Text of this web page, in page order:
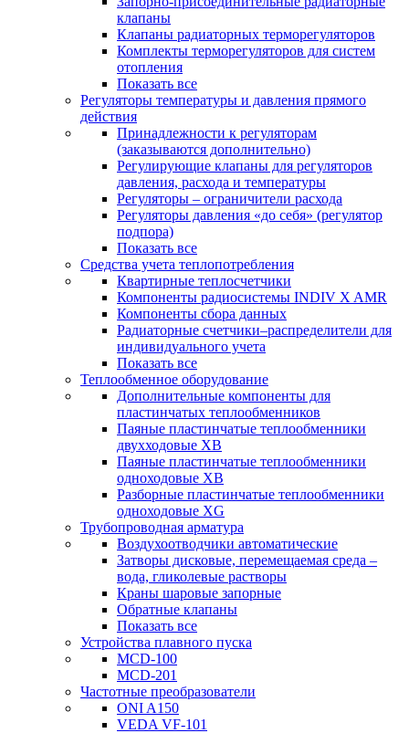
клапаны
Клапаны радиаторных терморегуляторов
Комплекты терморегуляторов для систем
отопления
Показать все
Регуляторы температуры и давления прямого
действия
Принадлежности к регуляторам
(заказываются дополнительно)
Регулирующие клапаны для регуляторов
давления, расхода и температуры
Регуляторы – ограничители расхода
Регуляторы давления «до себя» (регулятор
подпора)
Показать все
Средства учета теплопотребления
Квартирные теплосчетчики
Компоненты радиосистемы INDIV X AMR
Компоненты сбора данных
Радиаторные счетчики–распределители для
индивидуального учета
Показать все
Теплообменное оборудование
Дополнительные компоненты для
пластинчатых теплообменников
Паяные пластинчатые теплообменники
двухходовые XB
Паяные пластинчатые теплообменники
одноходовые ХВ
Разборные пластинчатые теплообменники
одноходовые ХG
Трубопроводная арматура
Воздухоотводчики автоматические
Затворы дисковые, перемещаемая среда –
вода, гликолевые растворы
Краны шаровые запорные
Обратные клапаны
Показать все
Устройства плавного пуска
MCD-100
MCD-201
Частотные преобразователи
ONI A150
VEDA VF-101